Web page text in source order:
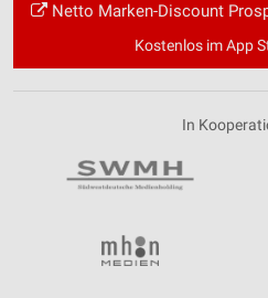
Netto Marken-Discount
Kostenlos im App
In